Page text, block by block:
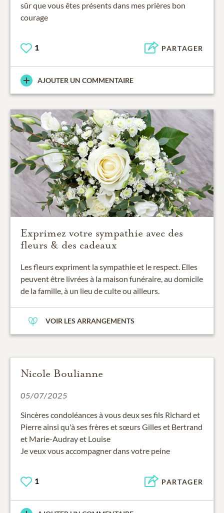
sûr que vous êtes présents dans mes prières bon
courage
1 PARTAGER
AJOUTER UN COMMENTAIRE
Exprimez votre sympathie avec des
fleurs & des cadeaux
Les fleurs expriment la sympathie et le respect. Elles
peuvent être livrées à la maison funéraire, au domicile
de la famille, à un lieu de culte ou ailleurs.
VOIR LES ARRANGEMENTS
Nicole Boulianne
05/07/2025
Sincères condoléances à vous deux ses fils Richard et
Pierre ainsi qu'à ses frères et sœurs Gilles et Bertrand
et Marie-Audray et Louise
Je veux vous accompagner dans votre peine
1 PARTAGER